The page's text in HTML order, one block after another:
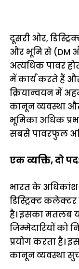
दूसरी ओर,
और भूमि से (DM
अत्यधिक पावर
में कार्य करते हैं
क्रियान्वयन में
कानून व्यवस्था
भूमिका अधिक
सबसे पावरफुल
एक व्यक्ति, दो
भारत के अधिकांश
डिस्ट्रिक्ट
है। इसका मतलब
जिम्मेदारियों को
प्रयोग करता है।
कानून व्यवस्था